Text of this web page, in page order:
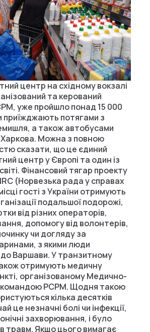
центр на східному вокзалі
та керований
уже пройшло понад 15 000
приїжджають потягами з
а також автобусами
Харкова. Можна з повною
сказати, що це єдиний
центр у Європі та один із
Фінансовий тягар проекту
(Норвезька рада у справах
гості з України отримують
подальшої подорожі,
від різних операторів,
допомогу від волонтерів,
чи догляду за
з якими люди
Варшави. У транзитному
отримують медичну
організованому Медично-
PCPM. Щодня такою
кілька десятків
це незначні болі чи інфекції,
захворювання, і було
травм. Якщо цього вимагає